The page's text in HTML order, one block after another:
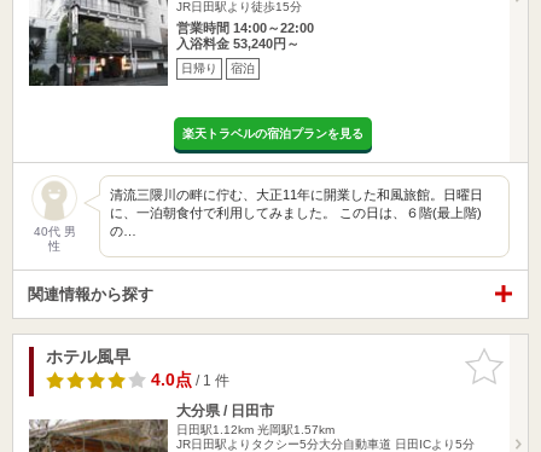
JR日田駅より徒歩15分
営業時間 14:00～22:00
入浴料金 53,240円～
日帰り 宿泊
楽天トラベルの宿泊プランを見る
40代 男
性
清流三隈川の畔に佇む、大正11年に開業した和風旅館。日曜日
に、一泊朝食付で利用してみました。 この日は、６階(最上階)
の…
関連情報から探す
お気に入
りに追加
ホテル風早
4.0点/ 1 件
大分県 / 日田市
日田駅1.12km 光岡駅1.57km
JR日田駅よりタクシー5分大分自動車道 日田ICより5分